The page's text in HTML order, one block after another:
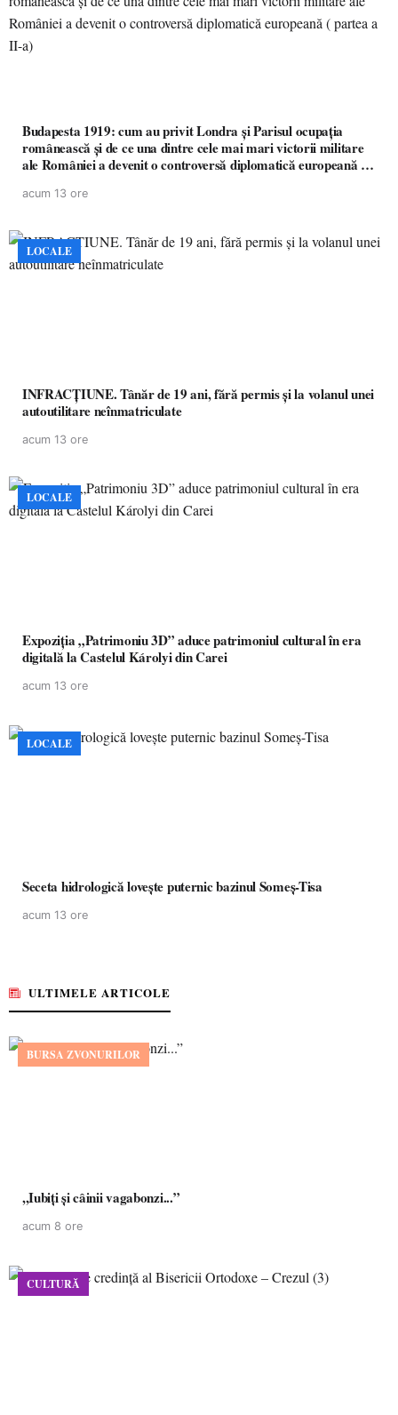
Budapesta 1919: cum au privit Londra și Parisul ocupația
românească și de ce una dintre cele mai mari victorii militare
ale României a devenit o controversă diplomatică europeană (
acum 13 ore
LOCALE
INFRACȚIUNE. Tânăr de 19 ani, fără permis și la volanul unei
autoutilitare neînmatriculate
acum 13 ore
LOCALE
Expoziția „Patrimoniu 3D” aduce patrimoniul cultural în era
digitală la Castelul Károlyi din Carei
acum 13 ore
LOCALE
Seceta hidrologică lovește puternic bazinul Someș-Tisa
acum 13 ore
ULTIMELE ARTICOLE
BURSA ZVONURILOR
,,Iubiți și câinii vagabonzi...”
acum 8 ore
CULTURĂ